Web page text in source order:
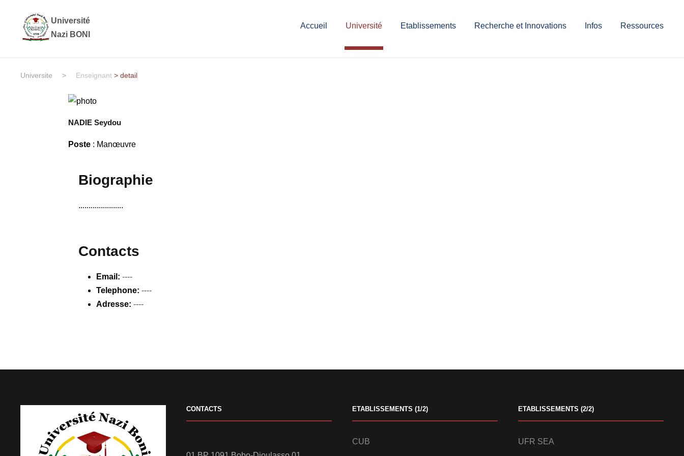
Université
Nazi BONI
Accueil Université Etablissements Recherche et Innovations Infos Ressources
Universite > Enseignant > detail
NADIE Seydou
Poste : Manœuvre
Biographie
......................
Contacts
Email: ----
Telephone: ----
Adresse: ----
CONTACTS ETABLISSEMENTS (1/2)
CUB
ETABLISSEMENTS (2/2)
UFR SEA